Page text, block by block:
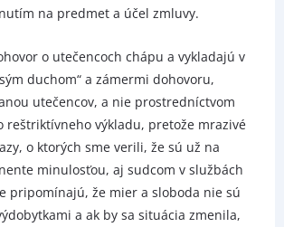
na predmet a účel zmluvy.
o utečencoch chápu a vykladajú v
duchom“ a zámermi dohovoru,
utečencov, a nie prostredníctvom
reštriktívneho výkladu, pretože mrazivé
o ktorých sme verili, že sú už na
minulosťou, aj sudcom v službách
pripomínajú, že mier a sloboda nie sú
a ak by sa situácia zmenila,